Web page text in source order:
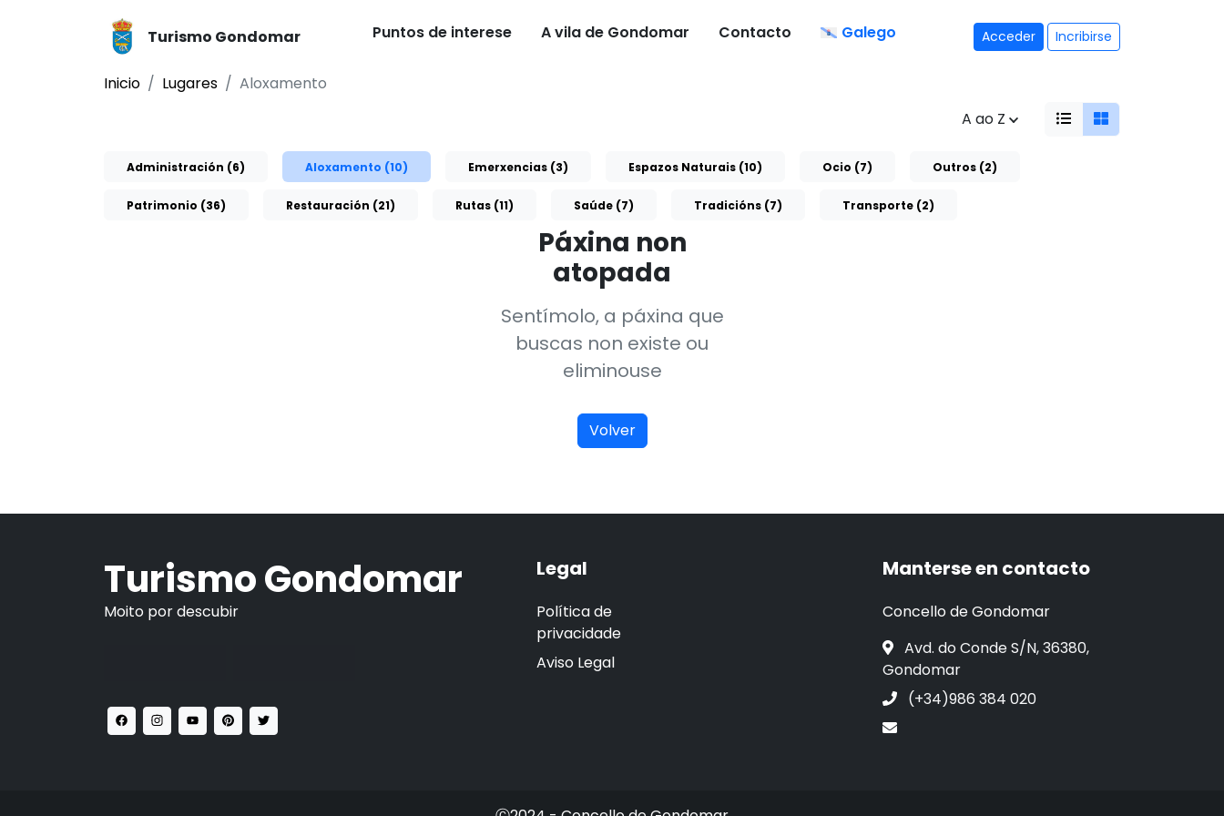
Turismo Gondomar Puntos de interese A vila de Gondomar Contacto Galego Acceder Incribirse
Inicio Lugares
Aloxamento
A ao Z
Administración (6) Aloxamento (10) Emerxencias (3) Espazos Naturais (10) Ocio (7) Outros (2)
Patrimonio (36) Restauración (21) Rutas (11) Saúde (7) Tradicións (7) Transporte (2)
Páxina non
atopada
Sentímolo, a páxina que
buscas non existe ou
eliminouse
Volver
Turismo Gondomar
Moito por descubir
Legal
Política de
privacidade
Aviso Legal
Manterse en contacto
Concello de Gondomar
Avd. do Conde S/N, 36380,
Gondomar
(+34)986 384 020